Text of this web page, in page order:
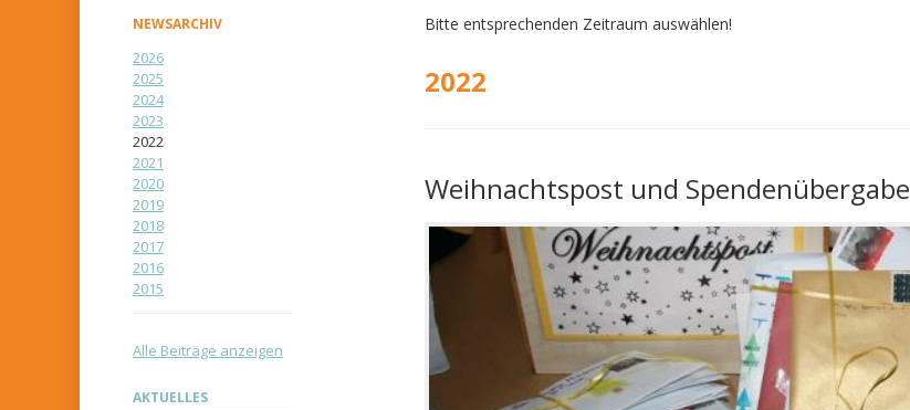
NEWSARCHIV
2026
2025
2024
2023
2022
2021
2020
2019
2018
2017
2016
2015
Alle Beiträge anzeigen
Navigation
AKTUELLES
Bitte entsprechenden Zeitraum auswählen!
2022
Weihnachtspost und Spendenübergabe